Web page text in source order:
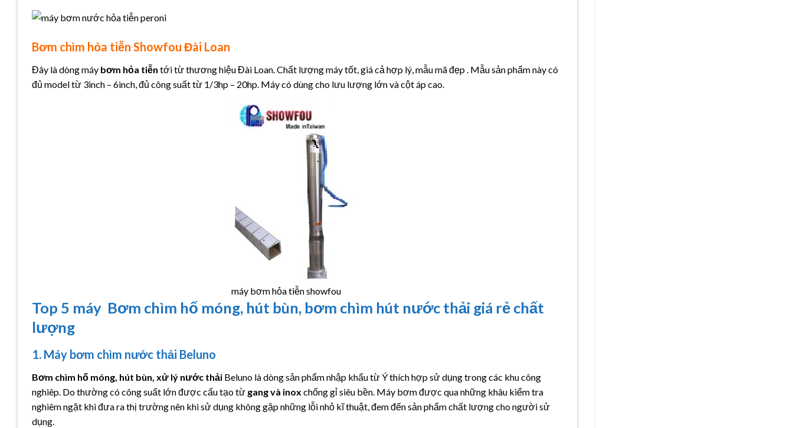
Bơm chìm hỏa tiễn Showfou Đài Loan
Đây là dòng máy bơm hỏa tiễn tới từ thương hiệu Đài Loan. Chất lượng máy tốt, giá cả hợp lý, mẫu mã đẹp . Mẫu sản phẩm này có
đủ model từ 3inch – 6inch, đủ công suất từ 1/3hp – 20hp. Máy có dùng cho lưu lượng lớn và cột áp cao.
máy bơm hỏa tiễn showfou
Top 5 máy Bơm chìm hố móng, hút bùn, bơm chìm hút nước thải giá rẻ chất
lượng
1. Máy bơm chìm nước thải Beluno
Bơm chìm hố móng, hút bùn, xử lý nước thải Beluno là dòng sản phẩm nhập khẩu từ Ý thích hợp sử dụng trong các khu công
nghiêp. Do thường có công suất lớn được cấu tạo từ gang và inox chống gỉ siêu bền. Máy bơm được qua những khâu kiểm tra
nghiêm ngặt khi đưa ra thị trường nên khi sử dụng không gặp những lỗi nhỏ kĩ thuật, đem đến sản phẩm chất lượng cho người sử
dụng.